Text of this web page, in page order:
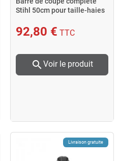
Stihl 50cm pour taille-haies
92,80 € TTC
search Voir le produit
Livraison gratuite